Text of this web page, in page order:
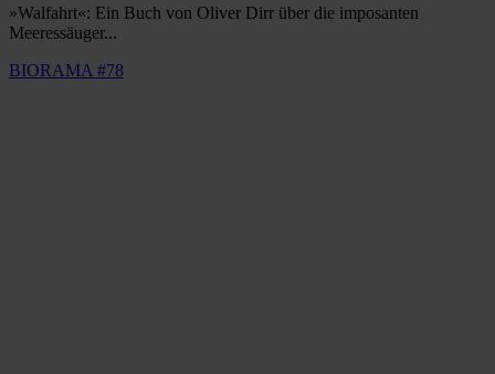
»Walfahrt«: Ein Buch von Oliver Dirr über die imposanten
Meeressäuger...
BIORAMA #78